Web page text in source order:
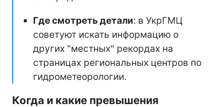
Где смотреть детали: в УкрГМЦ
советуют искать информацию о
других "местных" рекордах на
страницах региональных центров по
гидрометеорологии.
Когда и какие превышения